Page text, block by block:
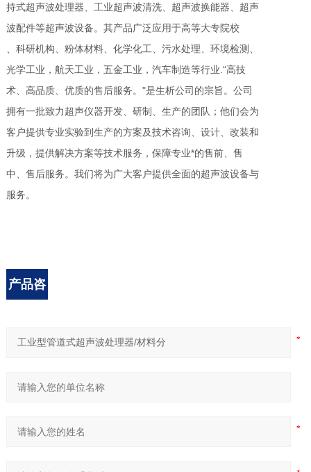
持式超声波处理器、工业超声波清洗、超声波换能器、超声
波配件等超声波设备。其产品广泛应用于高等大专院校
、科研机构、粉体材料、化学化工、污水处理、环境检测、
光学工业，航天工业，五金工业，汽车制造等行业.“高技
术、高品质、优质的售后服务。"是生析公司的宗旨。公司
拥有一批致力超声仪器开发、研制、生产的团队；他们会为
客户提供专业实验到生产的方案及技术咨询、设计、改装和
升级，提供解决方案等技术服务，保障专业*的售前、售
中、售后服务。我们将为广大客户提供全面的超声波设备与
服务。
产品咨